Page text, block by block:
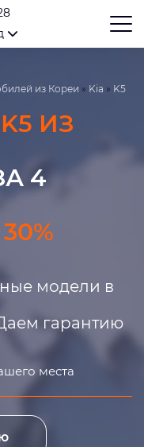
из Кореи » Kia » K5
ИЗ
4
модели в
гарантию
места